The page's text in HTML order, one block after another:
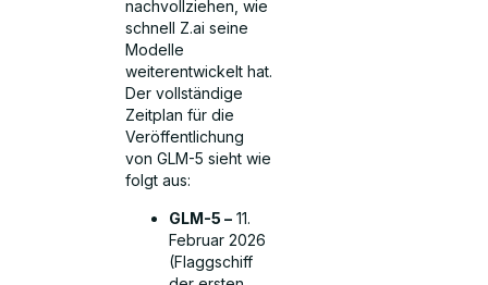
nachvollziehen, wie
schnell Z.ai seine
Modelle
weiterentwickelt hat.
Der vollständige
Zeitplan für die
Veröffentlichung
von GLM-5 sieht wie
folgt aus:
GLM-5 – 11.
Februar 2026
(Flaggschiff